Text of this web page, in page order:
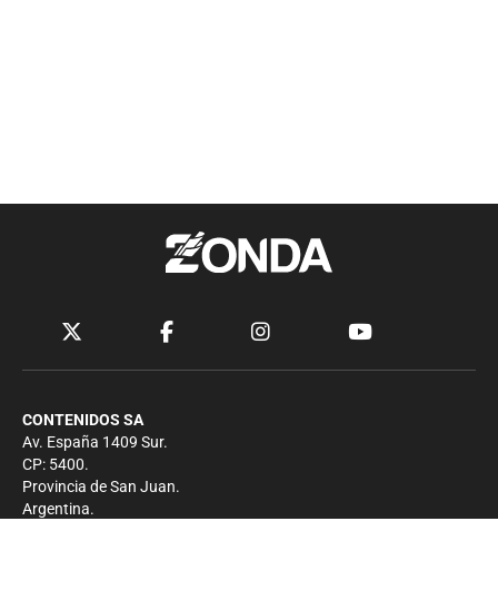
CONTENIDOS SA
Av. España 1409 Sur.
CP: 5400.
Provincia de San Juan.
Argentina.